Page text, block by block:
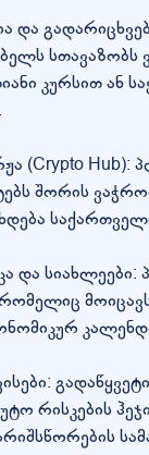
და
კურსით ან
(Crypto
შორის
და
რისკების